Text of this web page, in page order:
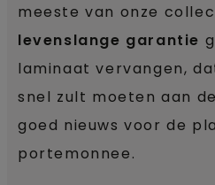
meeste van onze
levenslange garantie
laminaat vervangen,
snel zult moeten aan
goed nieuws voor de
portemonnee.